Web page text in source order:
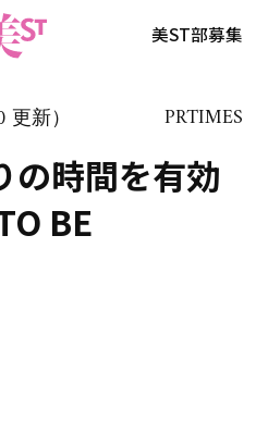
美ST部募集
新） PRTIMES
の時間を有効
BE